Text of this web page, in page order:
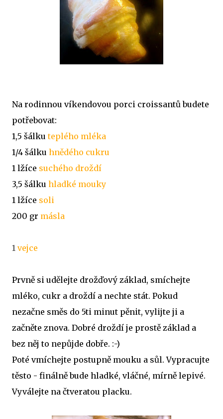
Na rodinnou víkendovou porci croissantů budete
potřebovat:
1,5 šálkuteplého mléka
1/4 šálku hnědého cukru
1 lžíce suchého droždí
3,5 šálku hladké mouky
1 lžíce soli
200 gr másla
1 vejce
Prvně si udělejte drožďový základ, smíchejte
mléko, cukr a droždí a nechte stát. Pokud
nezačne směs do 5ti minut pěnit, vylijte ji a
začněte znova. Dobré droždí je prostě základ a
bez něj to nepůjde dobře. :-)
Poté vmíchejte postupně mouku a sůl. Vypracujte
těsto - finálně bude hladké, vláčné, mírně lepivé.
Vyválejte na čtveratou placku.